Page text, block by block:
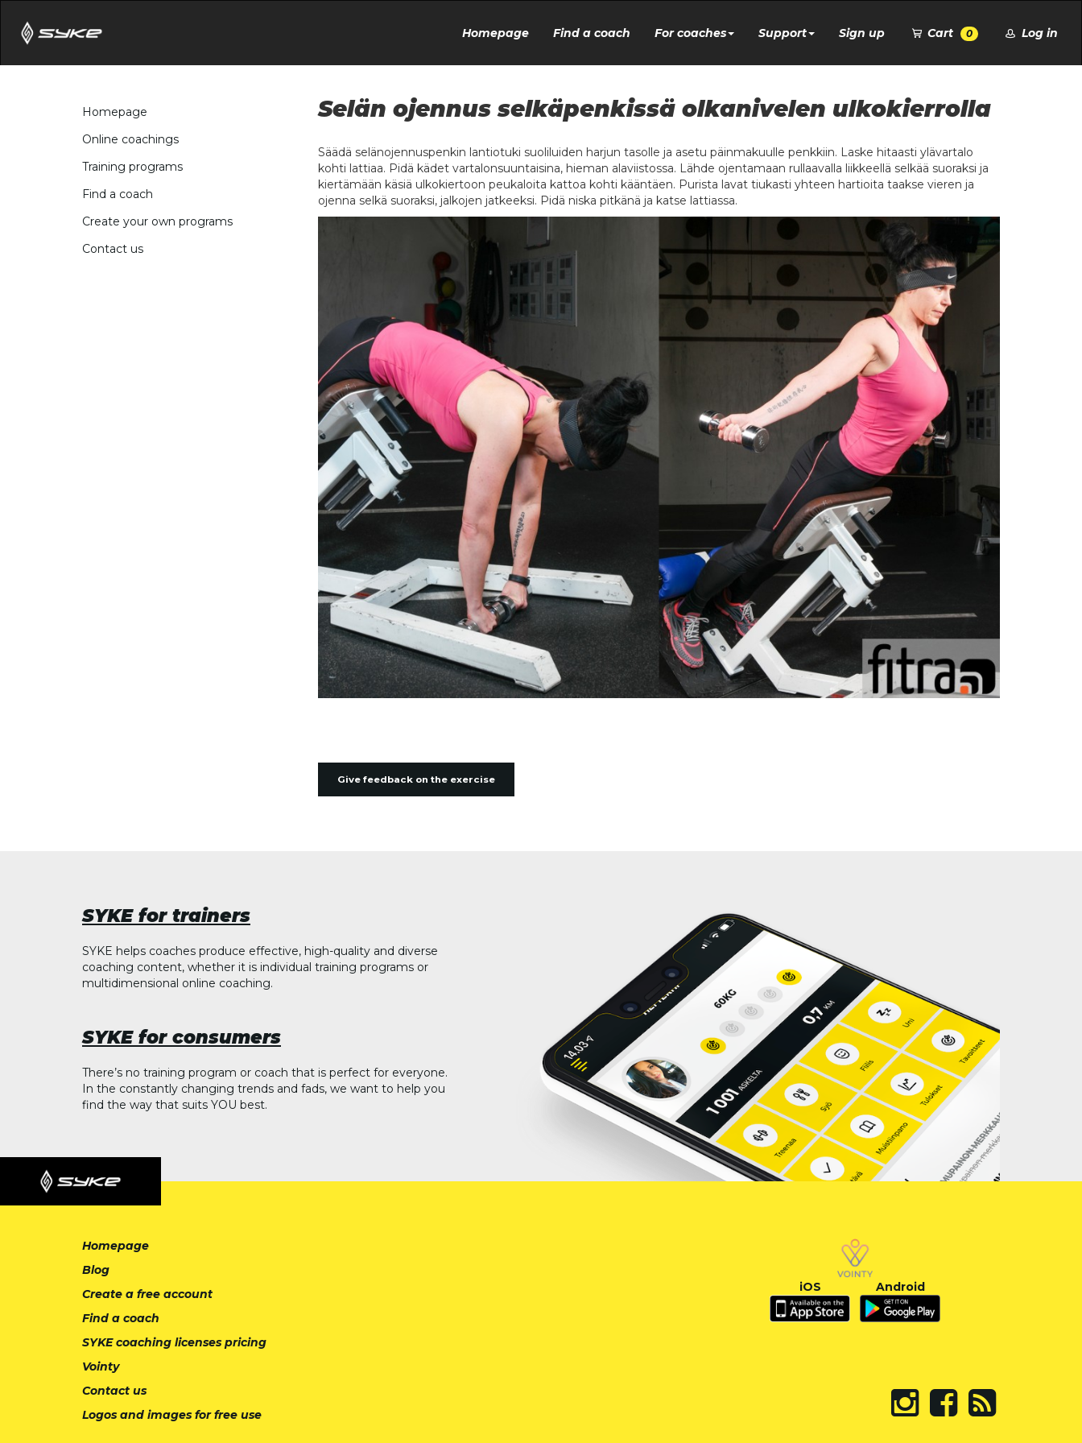
Homepage Find a coach For coaches Support Sign up Cart 0 Log in
Homepage
Online coachings
Training programs
Find a coach
Create your own programs
Contact us
Selän ojennus selkäpenkissä olkanivelen ulkokierrolla
Säädä selänojennuspenkin lantiotuki suoliluiden harjun tasolle ja asetu päinmakuulle penkkiin. Laske hitaasti ylävartalo
kohti lattiaa. Pidä kädet vartalonsuuntaisina, hieman alaviistossa. Lähde ojentamaan rullaavalla liikkeellä selkää suoraksi ja
kiertämään käsiä ulkokiertoon peukaloita kattoa kohti kääntäen. Purista lavat tiukasti yhteen hartioita taakse vieren ja
ojenna selkä suoraksi, jalkojen jatkeeksi. Pidä niska pitkänä ja katse lattiassa.
Give feedback on the exercise
SYKE for trainers
SYKE helps coaches produce effective, high-quality and diverse
coaching content, whether it is individual training programs or
multidimensional online coaching.
SYKE for consumers
There’s no training program or coach that is perfect for everyone.
In the constantly changing trends and fads, we want to help you
find the way that suits YOU best.
Homepage
Blog
Create a free account
Find a coach
SYKE coaching licenses pricing
Vointy
Contact us
Logos and images for free use
iOS Android